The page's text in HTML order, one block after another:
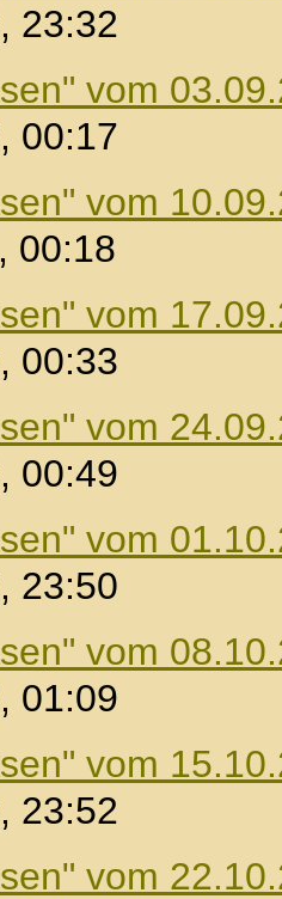
23:32
vom
00:17
vom
00:18
vom
00:33
vom
00:49
vom
23:50
vom
01:09
vom
23:52
vom